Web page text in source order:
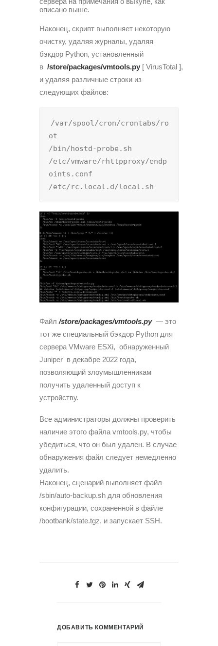
описано выше.
Наконец, скрипт выполняет некоторую
очистку, удаляя журналы, удаляя
бэкдор Python, установленный
в /store/packages/vmtools.py [ VirusTotal ],
и удаляя различные строки из
следующих файлов:
/var/spool/cron/crontabs/ro
ot
/bin/hostd-probe.sh
/etc/vmware/rhttpproxy/endp
oints.conf
/etc/rc.local.d/local.sh
Файл /store/packages/vmtools.py — это
тот же специальный бэкдор Python для
сервера VMware ESXi, обнаруженный
Juniper в декабре 2022 года,
позволяющий злоумышленникам
получить удаленный доступ к
устройству.
Все администраторы должны проверить
наличие этого файла vmtools.py, чтобы
убедиться, что он был удален. В случае
обнаружения файл следует немедленно
удалить.
Наконец, сценарий выполняет файл
/sbin/auto-backup.sh для обновления
конфигурации, сохраненной в файле
/bootbank/state.tgz, и запускает SSH.
ДОБАВИТЬ КОММЕНТАРИЙ